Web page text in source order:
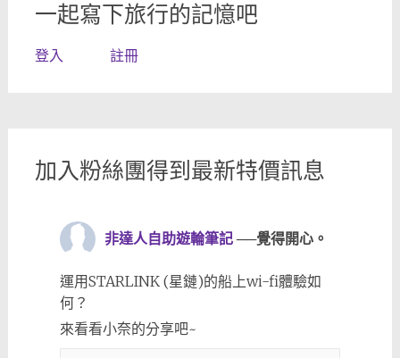
一起寫下旅行的記憶吧
登入 註冊
加入粉絲團得到最新特價訊息
非達人自助遊輪筆記 ──覺得開心。
運用STARLINK (星鏈)的船上wi-fi體驗如
何？
來看看小奈的分享吧~